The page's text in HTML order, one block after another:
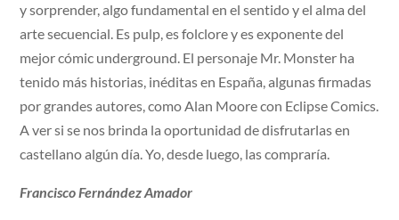
y sorprender, algo fundamental en el sentido y el alma del
arte secuencial. Es pulp, es folclore y es exponente del
mejor cómic underground. El personaje Mr. Monster ha
tenido más historias, inéditas en España, algunas firmadas
por grandes autores, como Alan Moore con Eclipse Comics.
A ver si se nos brinda la oportunidad de disfrutarlas en
castellano algún día. Yo, desde luego, las compraría.
Francisco Fernández Amador